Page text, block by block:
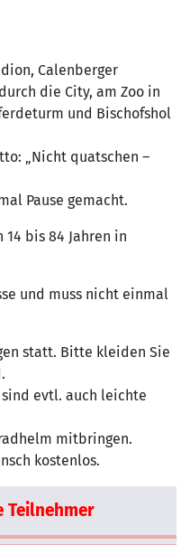
Calenberger
die City, am Zoo in
und Bischofshol
„Nicht quatschen –
Pause gemacht.
bis 84 Jahren in
und muss nicht einmal
statt. Bitte kleiden Sie
evtl. auch leichte
mitbringen.
kostenlos.
Teilnehmer